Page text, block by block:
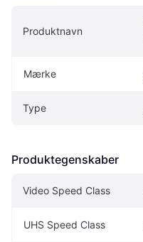
Produktnavn
Mærke
Type
Produktegenskaber
Video Speed Class
UHS Speed Class